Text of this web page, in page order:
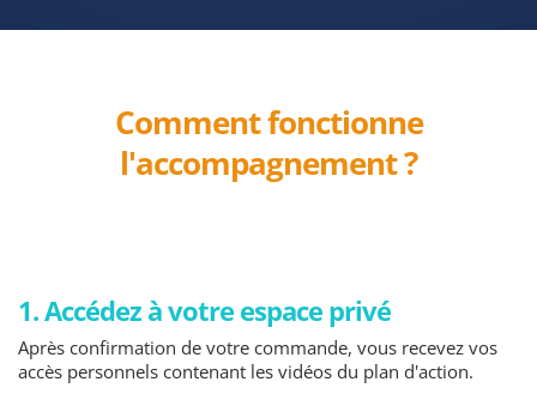
Comment fonctionne
l'accompagnement ?
1. Accédez à votre espace privé
Après confirmation de votre commande, vous recevez vos
accès personnels contenant les vidéos du plan d'action.